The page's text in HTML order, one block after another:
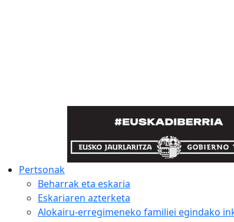
Pertsonak
Beharrak eta eskaria
Eskariaren azterketa
Alokairu-erregimeneko familiei egindako